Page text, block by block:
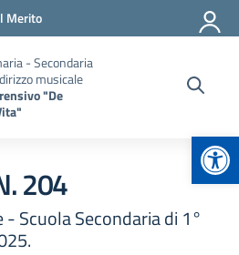
Merito
- Secondaria
musicale
"De
204
- Scuola Secondaria di 1°